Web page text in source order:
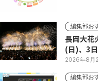
編集部お
長岡大花
(日)、3
2026年8月
編集部お